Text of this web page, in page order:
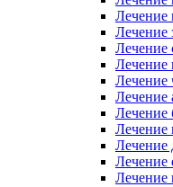
Лечение
Лечение
Лечение
Лечение
Лечение
Лечение
Лечение
Лечение
Лечение
Лечение